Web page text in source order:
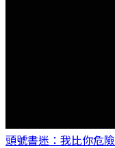
頭號書迷：我比你危險